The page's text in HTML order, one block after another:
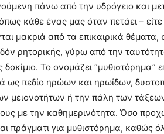
πάνω από την υδρόγειο και
κάθε ένας μας όταν πετάει – είτε
μακριά από τα επικαιρικά θέματα,
ρητορικής, γύρω από την
Το ονομάζει “μυθιστόρημα”
ως πεδίο ηρώων και ηρωίδων,
μειονοτήτων ή την πάλη των
τους με την καθημερινότητα. Όσο
πράγματι για μυθιστόρημα, καθώς